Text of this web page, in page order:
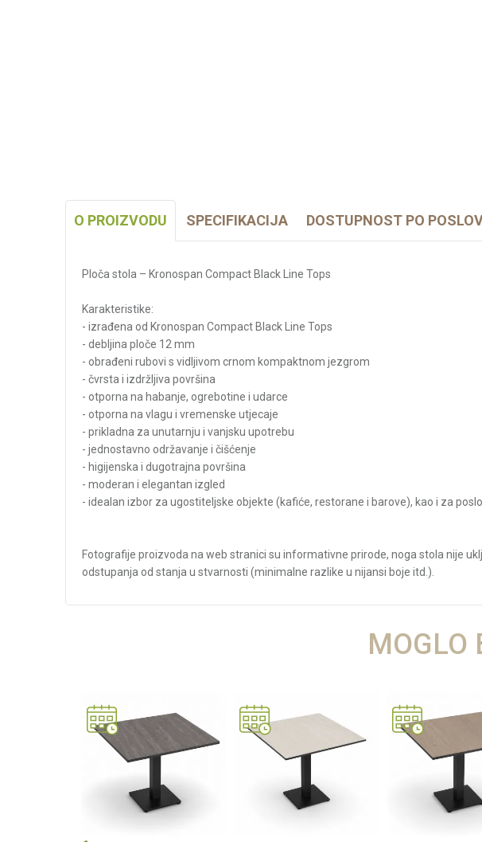
O PROIZVODU SPECIFIKACIJA DOSTUPNOST PO
Ploča stola – Kronospan Compact Black Line Tops
Karakteristike:
- izrađena od Kronospan Compact Black Line Tops
- debljina ploče 12 mm
- obrađeni rubovi s vidljivom crnom kompaktnom jezgrom
- čvrsta i izdržljiva površina
- otporna na habanje, ogrebotine i udarce
- otporna na vlagu i vremenske utjecaje
- prikladna za unutarnju i vanjsku upotrebu
- jednostavno održavanje i čišćenje
- higijenska i dugotrajna površina
- moderan i elegantan izgled
- idealan izbor za ugostiteljske objekte (kafiće, restorane i barove), kao i za
Fotografije proizvoda na web stranici su informativne prirode, noga stola nije
odstupanja od stanja u stvarnosti (minimalne razlike u nijansi boje itd.).
Boja
MOGLO